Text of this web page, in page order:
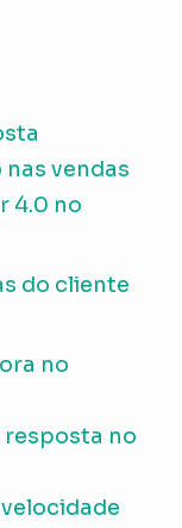
vendas
4.0 no
do cliente
no
resposta no